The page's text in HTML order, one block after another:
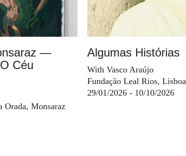
—
Céu
Orada, Monsaraz
Algumas Histórias
With Vasco Araújo
Fundação Leal Rios, Lisboa
29/01/2026 - 10/10/2026